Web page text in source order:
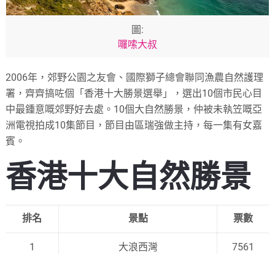
圖:
囉嗦大叔
2006年，郊野公園之友會、國際獅子總會聯同漁農自然護理
署，齊齊搞咗個「香港十大勝景選舉」，選出10個市民心目
中最鍾意嘅郊野好去處。10個大自然勝景，仲被未執笠嘅亞
洲電視拍成10集節目，節目由區瑞強做主持，每一集有女嘉
賓。
香港十大自然勝景
排名 景點 票數
1 大浪西灣 7561